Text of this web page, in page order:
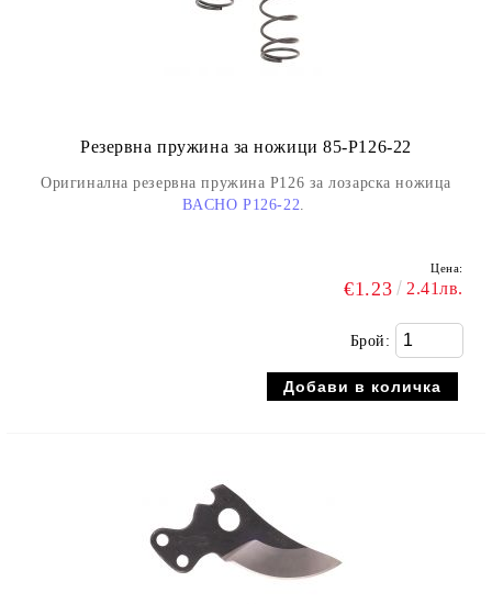
Резервна пружина за ножици 85-P126-22
Оригинална резервна пружина P126 за лозарска ножица
BACHO P126-22.
Цена:
€1.23 2.41лв.
Брой: